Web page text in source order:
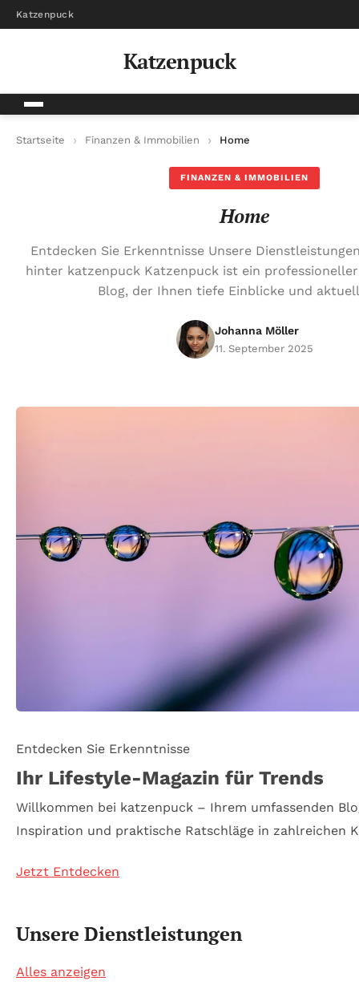
Katzenpuck
Katzenpuck
Startseite Finanzen & Immobilien Home
FINANZEN & IMMOBILIEN
Home
Entdecken Sie Erkenntnisse Unsere
hinter katzenpuck Katzenpuck ist ein
Blog, der Ihnen tiefe Einblicke und
Johanna Möller
11. September 2025
Entdecken Sie Erkenntnisse
Ihr Lifestyle-Magazin für Trends
Willkommen bei katzenpuck – Ihrem umfassenden
Inspiration und praktische Ratschläge in zahlreichen
Jetzt Entdecken
Unsere Dienstleistungen
Alles anzeigen